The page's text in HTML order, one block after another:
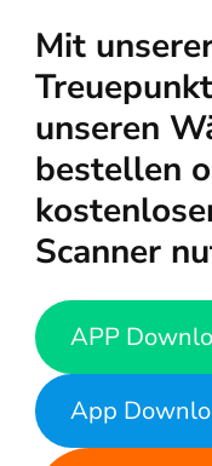
Mit
unseren
bestellen
Scanner
APP
App